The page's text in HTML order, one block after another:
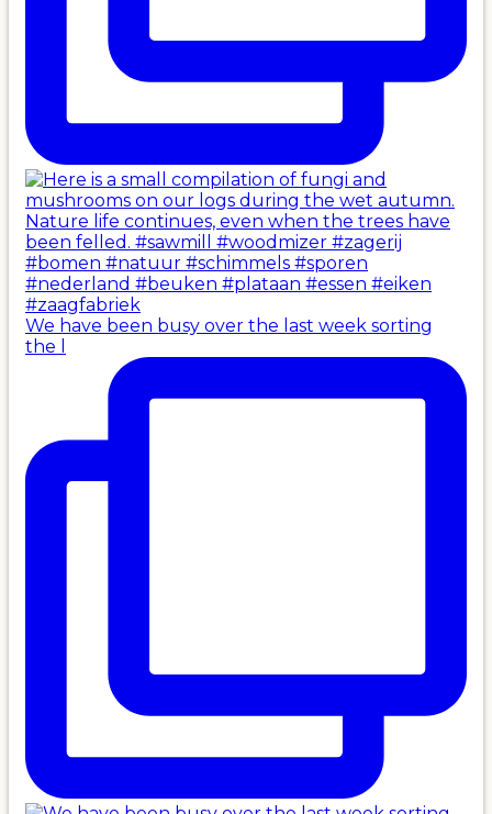
We have been busy over the last week sorting
the l